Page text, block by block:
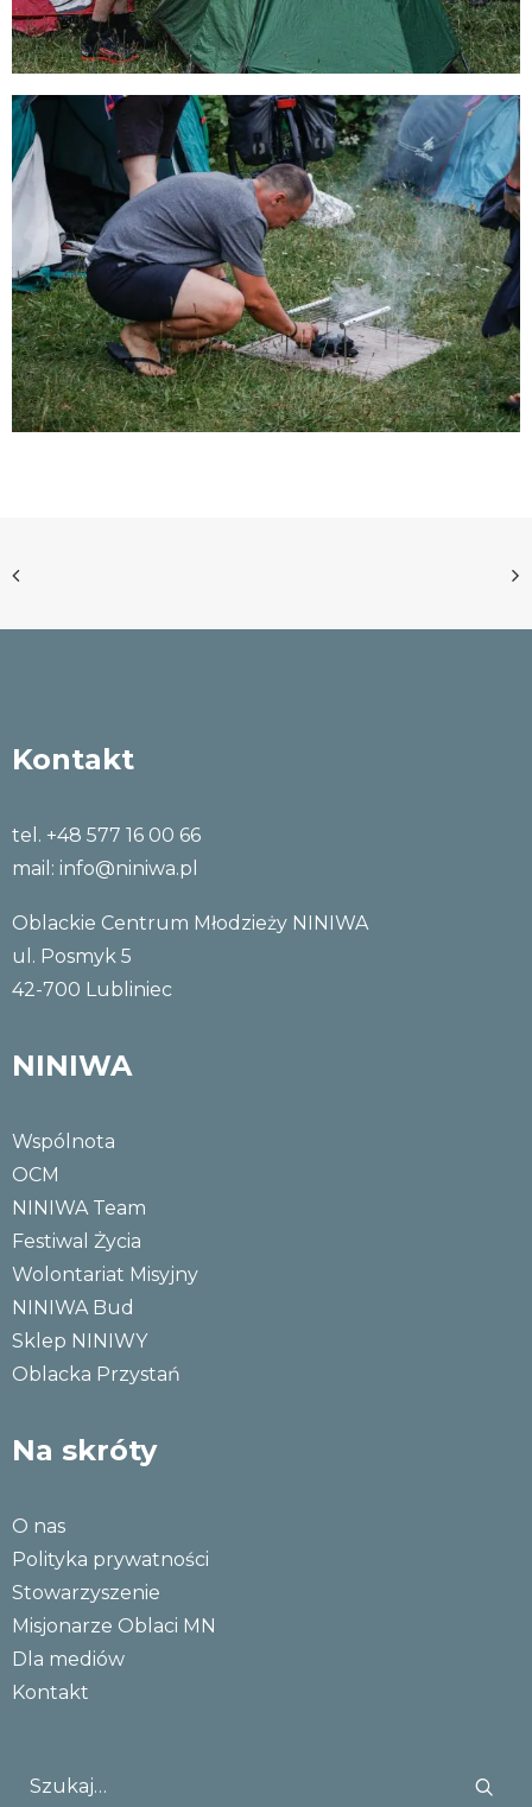
Kontakt
tel. +48 577 16 00 66
mail: info@niniwa.pl
Oblackie Centrum Młodzieży NINIWA
ul. Posmyk 5
42-700 Lubliniec
NINIWA
Wspólnota
OCM
NINIWA Team
Festiwal Życia
Wolontariat Misyjny
NINIWA Bud
Sklep NINIWY
Oblacka Przystań
Na skróty
O nas
Polityka prywatności
Stowarzyszenie
Misjonarze Oblaci MN
Dla mediów
Kontakt